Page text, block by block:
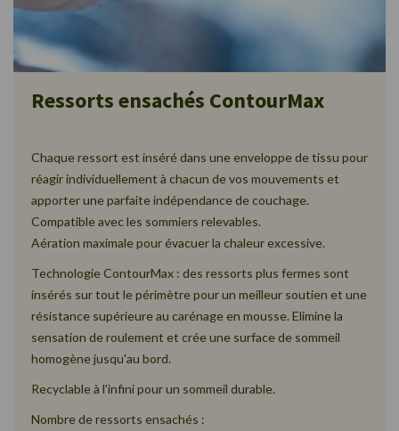
Ressorts ensachés ContourMax
Chaque ressort est inséré dans une enveloppe de tissu pour
réagir individuellement à chacun de vos mouvements et
apporter une parfaite indépendance de couchage.
Compatible avec les sommiers relevables.
Aération maximale pour évacuer la chaleur excessive.
Technologie ContourMax : des ressorts plus fermes sont
insérés sur tout le périmètre pour un meilleur soutien et une
résistance supérieure au carénage en mousse. Elimine la
sensation de roulement et crée une surface de sommeil
homogène jusqu'au bord.
Recyclable à l'infini pour un sommeil durable.
Nombre de ressorts ensachés :